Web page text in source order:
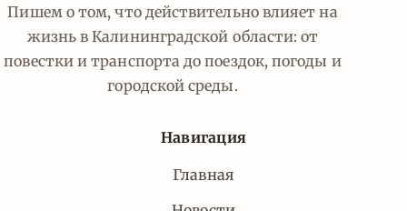
Пишем о том, что действительно влияет на
жизнь в Калининградской области: от
повестки и транспорта до поездок, погоды и
городской среды.
Навигация
Главная